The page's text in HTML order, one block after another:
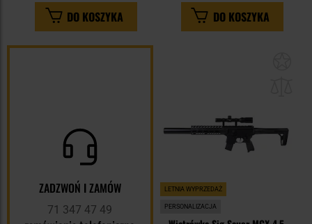
DO KOSZYKA DO KOSZYKA
ZADZWOŃ I ZAMÓW
71 347 47 49
LETNIA WYPRZEDAŻ
PERSONALIZACJA